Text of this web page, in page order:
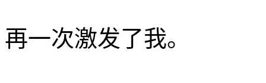
再一次激发了我。